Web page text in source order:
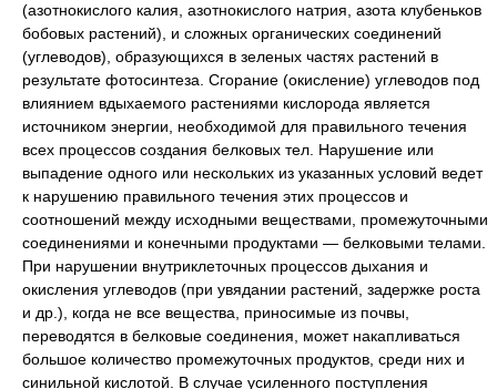
(азотнокислого калия, азотнокислого натрия, азота клубеньков
бобовых растений), и сложных органических соединений
(углеводов), образующихся в зеленых частях растений в
результате фотосинтеза. Сгорание (окисление) углеводов под
влиянием вдыхаемого растениями кислорода является
источником энергии, необходимой для правильного течения
всех процессов создания белковых тел. Нарушение или
выпадение одного или нескольких из указанных условий ведет
к нарушению правильного течения этих процессов и
соотношений между исходными веществами, промежуточными
соединениями и конечными продуктами — белковыми телами.
При нарушении внутриклеточных процессов дыхания и
окисления углеводов (при увядании растений, задержке роста
и др.), когда не все вещества, приносимые из почвы,
переводятся в белковые соединения, может накапливаться
большое количество промежуточных продуктов, среди них и
синильной кислотой. В случае усиленного поступления